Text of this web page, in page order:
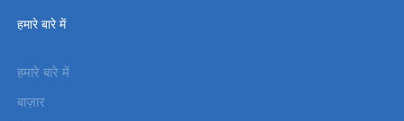
हमारे बारे में
हमारे बारे में
बाज़ार